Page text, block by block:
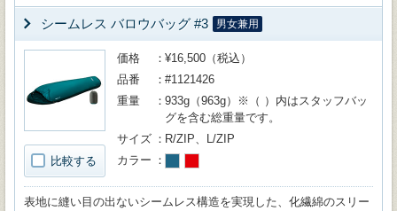
シームレス バロウバッグ #3 男女兼用
比較する
価格
¥16,500（税込）
品番
#1121426
重量
933g（963g）※（ ）内はスタッフバッ
グを含む総重量です。
サイズ
R/ZIP、L/ZIP
カラー
表地に縫い目の出ないシームレス構造を実現した、化繊綿のスリー